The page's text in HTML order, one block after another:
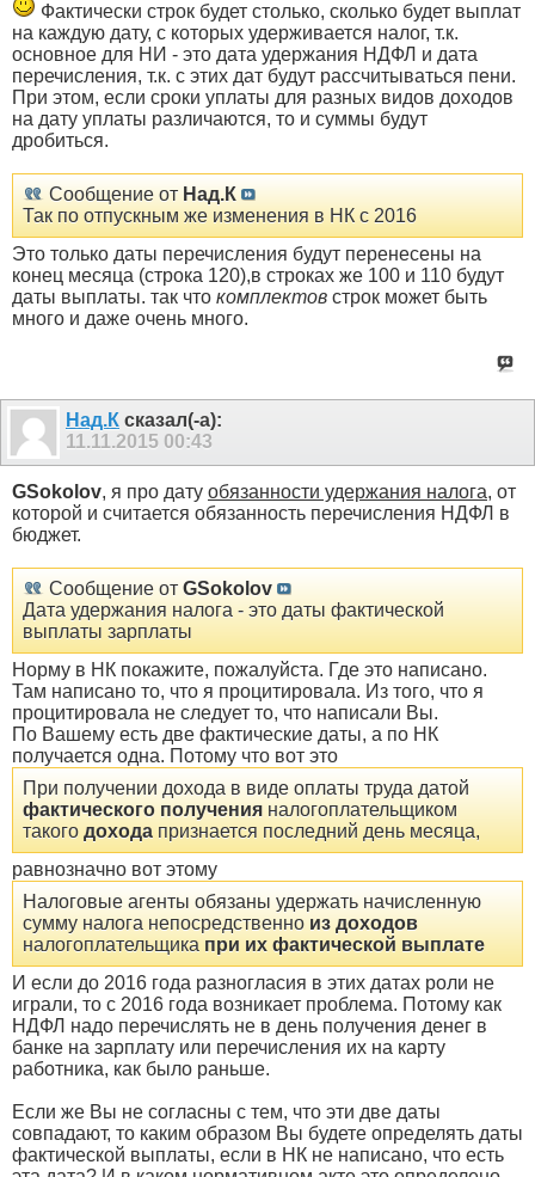
Фактически строк будет столько, сколько будет выплат
на каждую дату, с которых удерживается налог, т.к.
основное для НИ - это дата удержания НДФЛ и дата
перечисления, т.к. с этих дат будут рассчитываться пени.
При этом, если сроки уплаты для разных видов доходов
на дату уплаты различаются, то и суммы будут
дробиться.
Сообщение от Над.К
Так по отпускным же изменения в НК с 2016
Это только даты перечисления будут перенесены на
конец месяца (строка 120),в строках же 100 и 110 будут
даты выплаты. так что комплектов строк может быть
много и даже очень много.
Над.К сказал(-а):
11.11.2015 00:43
GSokolov, я про дату обязанности удержания налога, от
которой и считается обязанность перечисления НДФЛ в
бюджет.
Сообщение от GSokolov
Дата удержания налога - это даты фактической
выплаты зарплаты
Норму в НК покажите, пожалуйста. Где это написано.
Там написано то, что я процитировала. Из того, что я
процитировала не следует то, что написали Вы.
По Вашему есть две фактические даты, а по НК
получается одна. Потому что вот это
При получении дохода в виде оплаты труда датой
фактического получения налогоплательщиком
такого дохода признается последний день месяца,
равнозначно вот этому
Налоговые агенты обязаны удержать начисленную
сумму налога непосредственно из доходов
налогоплательщика при их фактической выплате
И если до 2016 года разногласия в этих датах роли не
играли, то с 2016 года возникает проблема. Потому как
НДФЛ надо перечислять не в день получения денег в
банке на зарплату или перечисления их на карту
работника, как было раньше.
Если же Вы не согласны с тем, что эти две даты
совпадают, то каким образом Вы будете определять даты
фактической выплаты, если в НК не написано, что есть